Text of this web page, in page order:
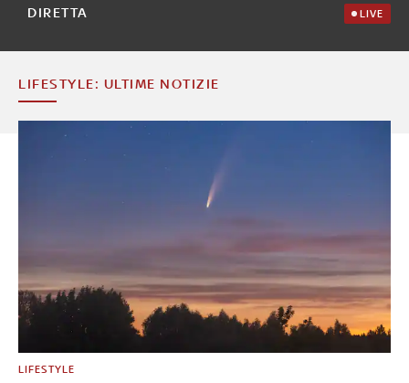
DIRETTA LIVE
LIFESTYLE: ULTIME NOTIZIE
LIFESTYLE